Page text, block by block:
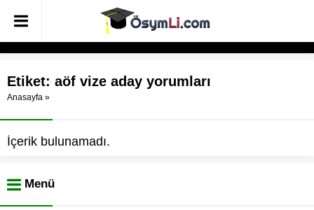
Etiket: aöf vize aday yorumları
Anasayfa »
İçerik bulunamadı.
Menü